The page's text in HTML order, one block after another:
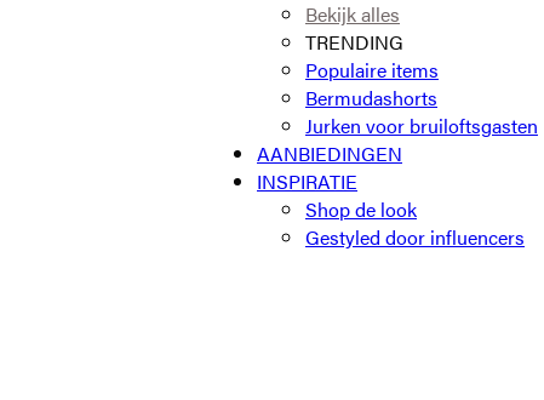
Bekijk alles
TRENDING
Populaire items
Bermudashorts
Jurken voor bruiloftsgasten
AANBIEDINGEN
INSPIRATIE
Shop de look
Gestyled door influencers